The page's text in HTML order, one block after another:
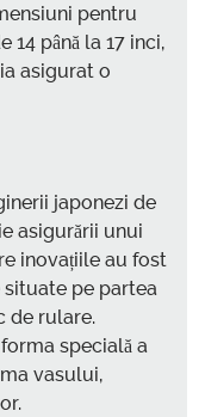
pentru
până la 17 inci,
asigurat o
japonezi de
asigurării unui
inovațiile au fost
pe partea
de rulare.
specială a
vasului,